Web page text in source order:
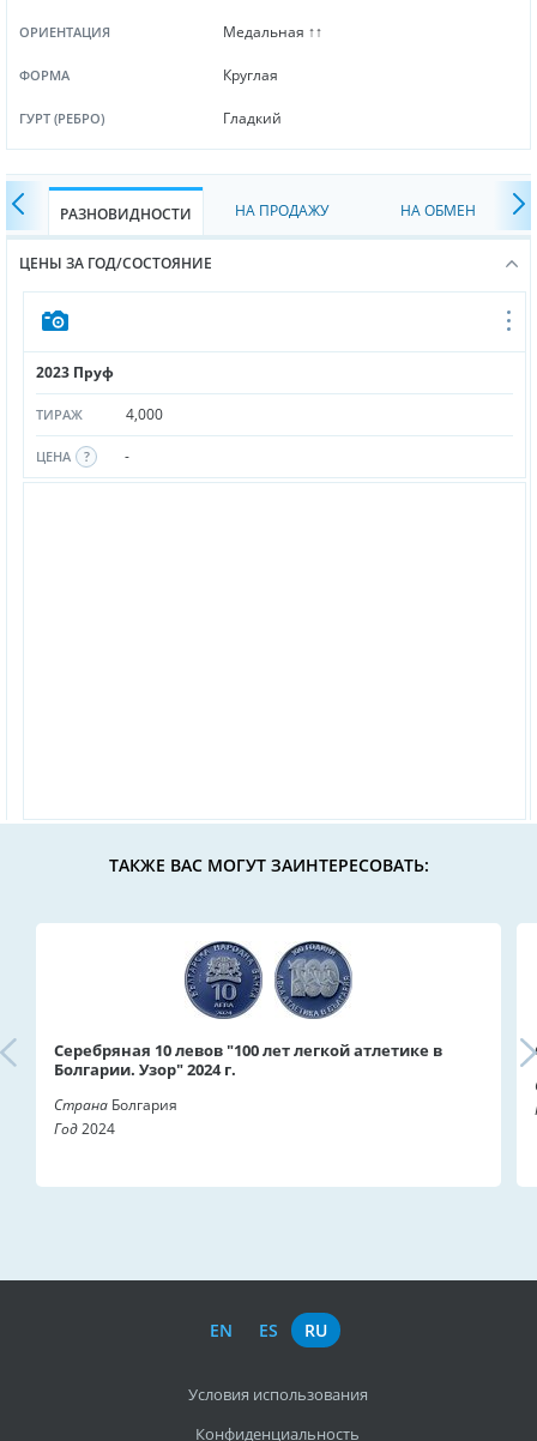
ОРИЕНТАЦИЯ Медальная ↑↑
ФОРМА Круглая
ГУРТ (РЕБРО) Гладкий
РАЗНОВИДНОСТИ НА ПРОДАЖУ НА ОБМЕН
ЦЕНЫ ЗА ГОД/СОСТОЯНИЕ
2023 Пруф
ТИРАЖ 4,000
ЦЕНА -
ТАКЖЕ ВАС МОГУТ ЗАИНТЕРЕСОВАТЬ:
Серебряная 10 левов "100 лет легкой атлетике в
Болгарии. Узор" 2024 г.
Страна Болгария
Год2024
EN ES RU
Условия использования
Конфиденциальность